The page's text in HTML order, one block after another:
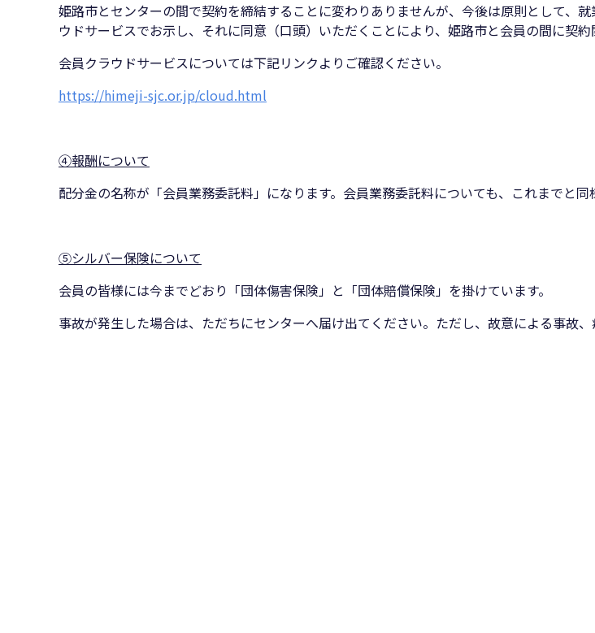
姫路市とセンターの間で契約を締結することに変わりありませんが、今後は原則として、
ウドサービスでお示し、それに同意（口頭）いただくことにより、姫路市と会員の間に契約
会員クラウドサービスについては下記リンクよりご確認ください。
https://himeji-sjc.or.jp/cloud.html
④報酬について
配分金の名称が「会員業務委託料」になります。会員業務委託料についても、これまでと同
⑤シルバー保険について
会員の皆様には今までどおり「団体傷害保険」と「団体賠償保険」を掛けています。
事故が発生した場合は、ただちにセンターへ届け出てください。ただし、故意による事故